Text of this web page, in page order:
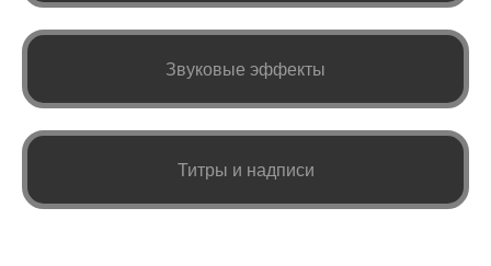
Звуковые эффекты
Титры и надписи